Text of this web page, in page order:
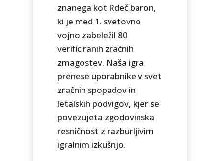
znanega kot Rdeč baron,
ki je med 1. svetovno
vojno zabeležil 80
verificiranih zračnih
zmagostev. Naša igra
prenese uporabnike v svet
zračnih spopadov in
letalskih podvigov, kjer se
povezujeta zgodovinska
resničnost z razburljivim
igralnim izkušnjo.